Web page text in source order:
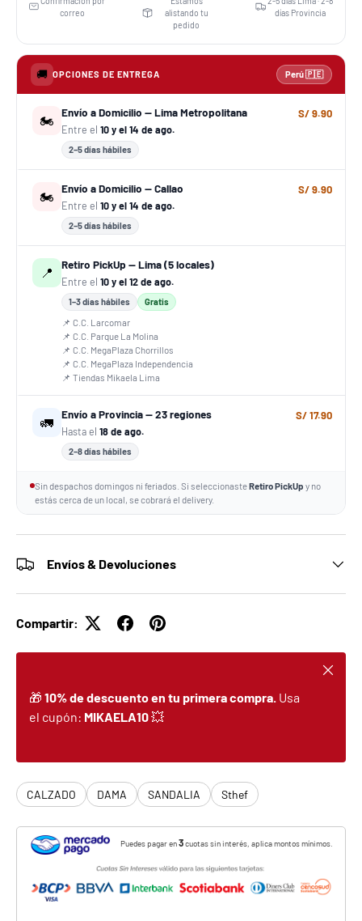
correo
alistando tu
pedido
días Provincia
🚚 OPCIONES DE ENTREGA Perú 🇵🇪
🏍️
Envío a Domicilio — Lima Metropolitana
Entre el 10 y el 14 de ago.
2–5 días hábiles
S/ 9.90
🏍️
Envío a Domicilio — Callao
Entre el 10 y el 14 de ago.
2–5 días hábiles
S/ 9.90
📍
Retiro PickUp — Lima (5 locales)
Entre el 10 y el 12 de ago.
1–3 días hábiles Gratis
📌 C.C. Larcomar
📌 C.C. Parque La Molina
📌 C.C. MegaPlaza Chorrillos
📌 C.C. MegaPlaza Independencia
📌 Tiendas Mikaela Lima
🚛
Envío a Provincia — 23 regiones
Hasta el 18 de ago.
2–8 días hábiles
S/ 17.90
Sin despachos domingos ni feriados. Si seleccionasteRetiro PickUp y no
estás cerca de un local, se cobrará el delivery.
Envíos & Devoluciones
Compartir:
🎁 10% de descuento en tu primera compra. Usa
el cupón: MIKAELA10💥
Cerrar
CALZADO DAMA SANDALIA Sthef
Puedes pagar en3cuotas sin interés, aplica montos mínimos.